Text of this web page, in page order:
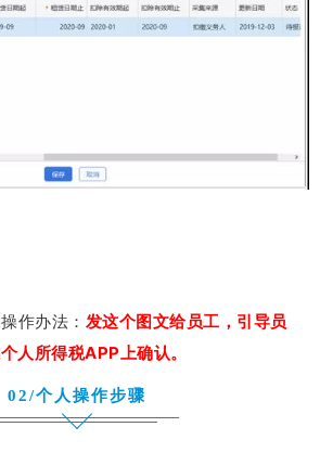
作办法： 发这个图文给员工，引导员
人所得税APP上确认。
02/个人操作步骤